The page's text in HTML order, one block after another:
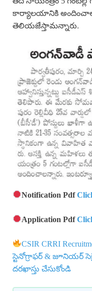
కార్యాలయానికి
తెలియజేస్తామన్నారు.
Notification Pdf
Application Pdf
CSIR CRRI
స్టెనోగ్రాఫర్ & జూనియర్
దరఖాస్తు చేసుకోండి